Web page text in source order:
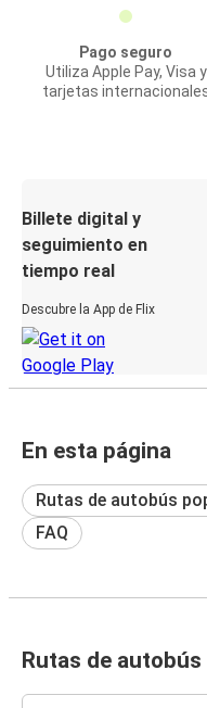
Pago seguro
Utiliza Apple Pay, Visa y
tarjetas
Billete digital y
seguimiento en
tiempo real
Descubre la App de Flix
En esta página
Rutas de autobús
FAQ
Rutas de